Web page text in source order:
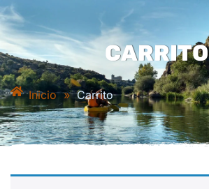
CARRITO
Inicio » Carrito